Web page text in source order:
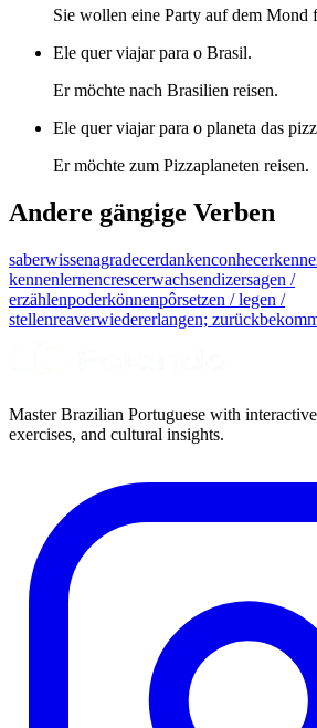
Sie wollen eine Party auf dem Mond
Ele quer viajar para o Brasil.
Er möchte nach Brasilien reisen.
Ele quer viajar para o planeta das
Er möchte zum Pizzaplaneten reisen.
Andere gängige Verben
saberwissenagradecerdankenconhecer
kennenlernencrescerwachsendizersagen /
erzählenpoderkönnenpôrsetzen / legen /
stellenreaverwiedererlangen;
Master Brazilian Portuguese with
exercises, and cultural insights.